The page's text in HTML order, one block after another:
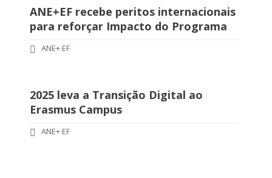
ANE+EF recebe peritos internacionais
para reforçar Impacto do Programa
ANE+ EF
2025 leva a Transição Digital ao
Erasmus Campus
ANE+ EF